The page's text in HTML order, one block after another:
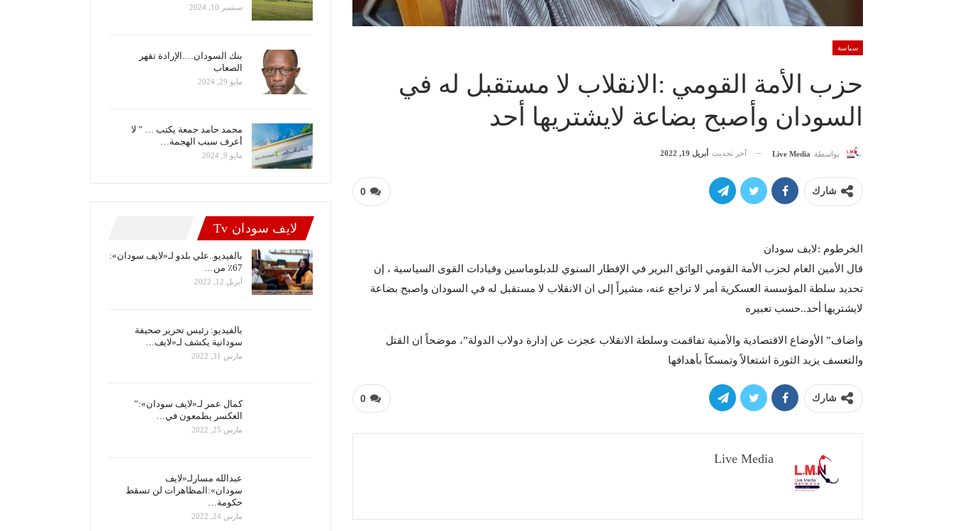
سياسة
حزب الأمة القومي :الانقلاب لا مستقبل له في
السودان وأصبح بضاعة لايشتريها أحد
بواسطة Live Media آخر تحديث أبريل 19, 2022
0 شارك
الخرطوم :لايف سودان
قال الأمين العام لحزب الأمة القومي الواثق البرير في الإفطار السنوي للدبلوماسين وقيادات القوى السياسية ، إن
تحديد سلطة المؤسسة العسكرية أمر لا تراجع عنه، مشيراً إلى ان الانقلاب لا مستقبل له في السودان واصبح بضاعة
لايشتريها أحد..حسب تعبيره
واضاف” الأوضاع الاقتصادية والأمنية تفاقمت وسلطة الانقلاب عجزت عن إدارة دولاب الدولة”، موضحاً ان القتل
والتعسف يزيد الثورة اشتعالاً وتمسكاً بأهدافها
0 شارك
Live Media
سبتمبر 10, 2024
بنك السودان….الإرادة تقهر
الصعاب
مايو 29, 2024
محمد حامد جمعة يكتب … ” لا
أعرف سبب الهجمة…
مايو 9, 2024
لايف سودان Tv
بالفيديو..علي بلدو لـ«لايف سودان»:
67٪ من…
أبريل 12, 2022
بالفيديو: رئيس تحرير صحيفة
سودانية يكشف لـ«لايف…
مارس 31, 2022
كمال عمر لـ«لايف سودان»:”
العكسر يطمعون في…
مارس 25, 2022
عبدالله مسارلـ«لايف
سودان»:المظاهرات لن تسقط
حكومة…
مارس 24, 2022